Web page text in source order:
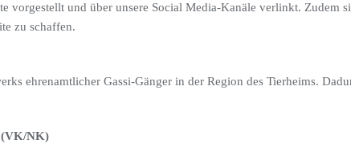
vorgestellt und über unsere Social Media-Kanäle verlinkt. Zudem
zu schaffen.
ehrenamtlicher Gassi-Gänger in der Region des Tierheims.
(VK/NK)